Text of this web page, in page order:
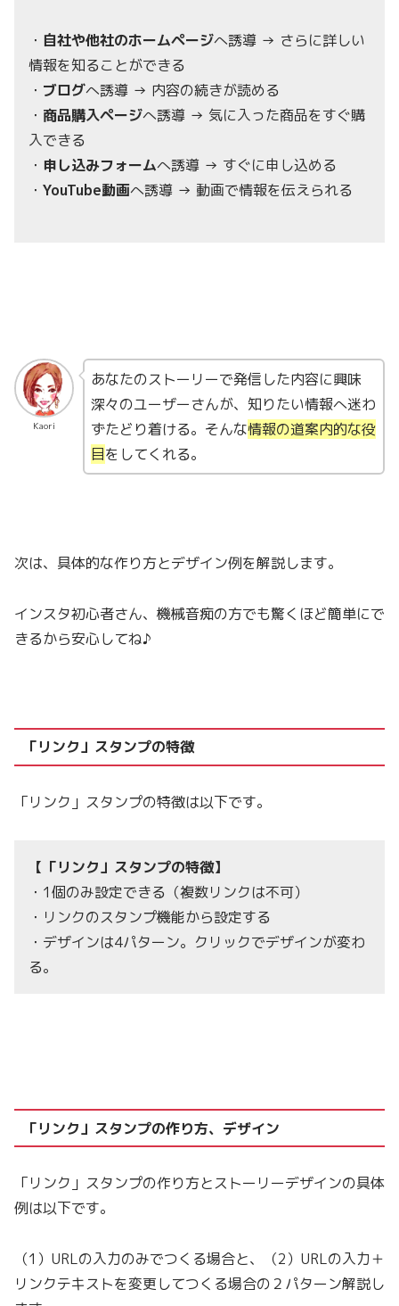
・ 自社や他社のホームページへ誘導 → さらに詳しい
情報を知ることができる
・ ブログへ誘導 → 内容の続きが読める
・ 商品購入ページへ誘導 → 気に入った商品をすぐ購
入できる
・ 申し込みフォームへ誘導 → すぐに申し込める
・ YouTube動画へ誘導 → 動画で情報を伝えられる
Kaori
あなたのストーリーで発信した内容に興味
深々のユーザーさんが、知りたい情報へ迷わ
ずたどり着ける。そんな情報の道案内的な役
目をしてくれる。
次は、具体的な作り方とデザイン例を解説します。
インスタ初心者さん、機械音痴の方でも驚くほど簡単にで
きるから安心してね♪
「リンク」スタンプの特徴
「リンク」スタンプの特徴は以下です。
【「リンク」スタンプの特徴】
・1個のみ設定できる（複数リンクは不可）
・リンクのスタンプ機能から設定する
・デザインは4パターン。クリックでデザインが変わ
る。
「リンク」スタンプの作り方、デザイン
「リンク」スタンプの作り方とストーリーデザインの具体
例は以下です。
（1）URLの入力のみでつくる場合と、（2）URLの入力＋
リンクテキストを変更してつくる場合の２パターン解説し